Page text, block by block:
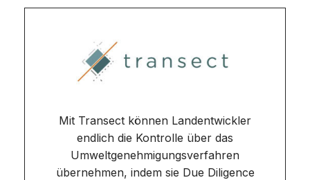
Mit Transect können Landentwickler
endlich die Kontrolle über das
Umweltgenehmigungsverfahren
übernehmen, indem sie Due Diligence